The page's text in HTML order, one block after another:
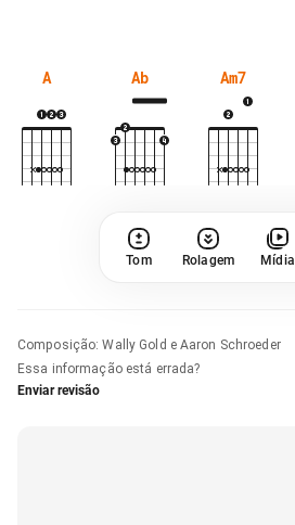
A Ab Am7
Tom Rolagem Mídia
Composição:Wally Gold e Aaron Schroeder
Essa informação está errada?
Enviar revisão